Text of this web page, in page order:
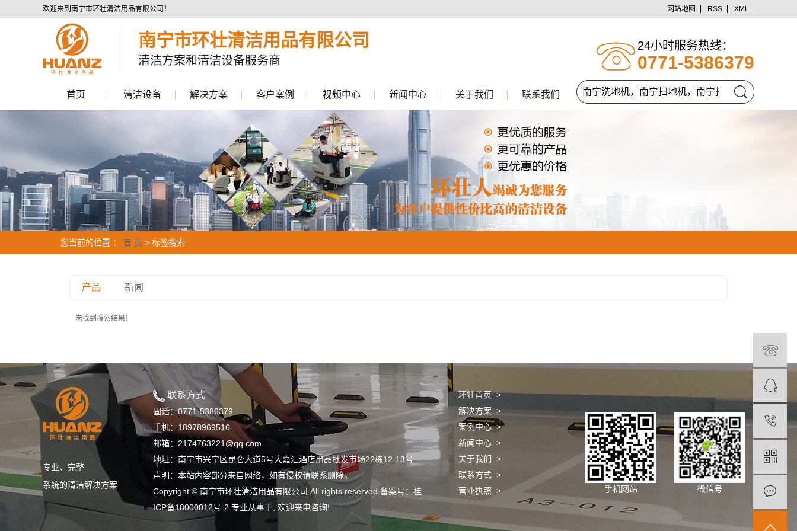
欢迎来到南宁市环壮清洁用品有限公司！ 网站地图 RSS XML
南宁市环壮清洁用品有限公司
清洁方案和清洁设备服务商
24小时服务热线：
0771-5386379
首页 清洁设备
高压清洗机
垃圾清运车
其他清洁设备
配件
解决方案
市政环卫领域
客户案例 视频中心 新闻中心
公司新闻
常见问题
关于我们 联系我们
您当前的位置 ： 首 页 > 标签搜索
产品 新闻
未找到搜索结果！
专业、完整
系统的清洁解决方案
联系方式
固话：0771-5386379
手机：18978969516
邮箱：2174763221@qq.com
地址：南宁市兴宁区昆仑大道5号大嘉汇酒店用品批发市场22栋12-13号
声明：本站内容部分来自网络，如有侵权请联系删除。
Copyright © 南宁市环壮清洁用品有限公司 All rights reserved 备案号： 桂
ICP备18000012号-2 专业从事于, 欢迎来电咨询!
环壮首页 >
解决方案 >
案例中心 >
新闻中心 >
关于我们 >
联系方式 >
营业执照 >
手机网站 微信号